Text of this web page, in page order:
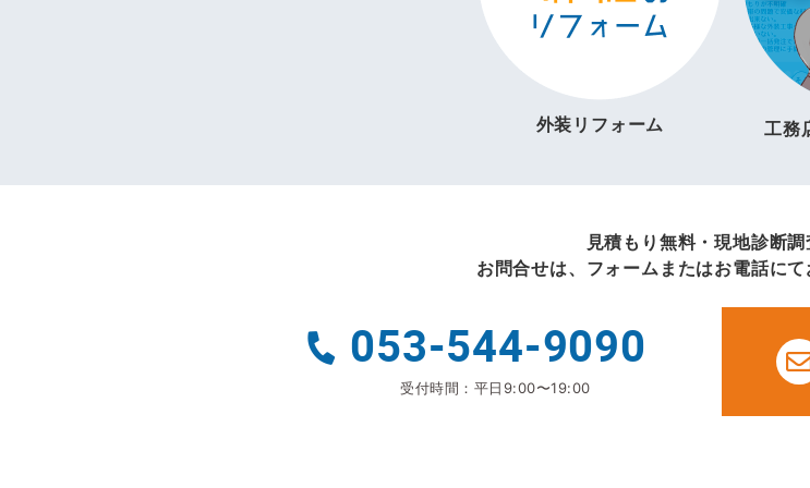
外装リフォーム 工務
見積もり無料・現地診断調
お問合せは、フォームまたはお電話にて
053-544-9090
受付時間：平日9:00〜19:00